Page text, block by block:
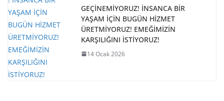
GEÇİNEMİYORUZ! İNSANCA BİR
YAŞAM İÇİN BUGÜN HİZMET
ÜRETMİYORUZ! EMEĞİMİZİN
KARŞILIĞINI İSTİYORUZ!
14 Ocak 2026